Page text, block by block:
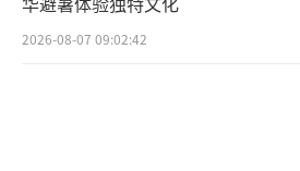
裂缝争取特定群体支持，或
2026-08-07 09:02:42